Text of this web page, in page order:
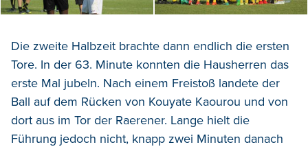
Die zweite Halbzeit brachte dann endlich die ersten
Tore. In der 63. Minute konnten die Hausherren das
erste Mal jubeln. Nach einem Freistoß landete der
Ball auf dem Rücken von Kouyate Kaourou und von
dort aus im Tor der Raerener. Lange hielt die
Führung jedoch nicht, knapp zwei Minuten danach